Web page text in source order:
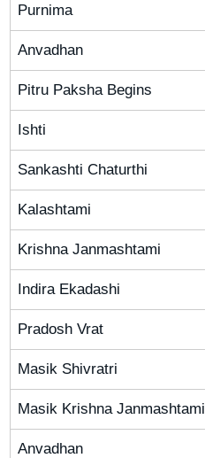
Purnima
Anvadhan
Pitru Paksha Begins
Ishti
Sankashti Chaturthi
Kalashtami
Krishna Janmashtami
Indira Ekadashi
Pradosh Vrat
Masik Shivratri
Masik Krishna Janmashtami
Anvadhan